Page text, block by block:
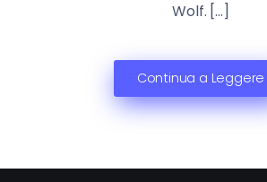
Wolf. […]
Continua a Leggere